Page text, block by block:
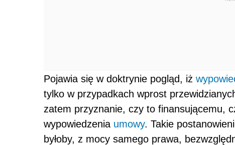
Pojawia się w doktrynie pogląd, iż
tylko w przypadkach wprost
zatem przyznanie, czy to finansującemu,
wypowiedzenia umowy. Takie
byłoby, z mocy samego prawa,